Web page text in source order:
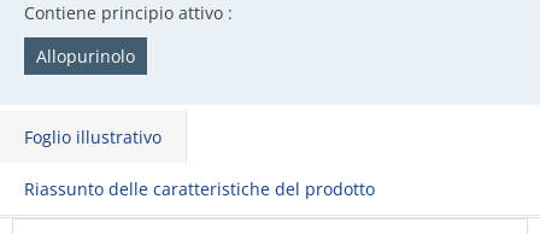
Contiene principio attivo :
Allopurinolo
Foglio illustrativo
Riassunto delle caratteristiche del prodotto